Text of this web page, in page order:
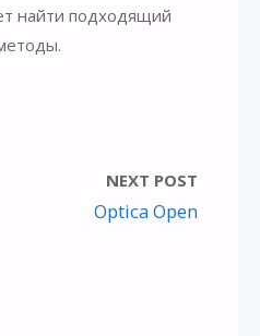
найти подходящий
NEXT POST
Optica Open